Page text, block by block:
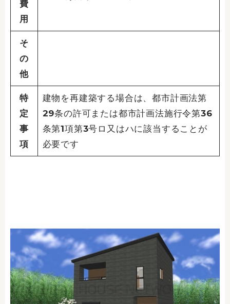
費
用
そ
の
他
特
定
事
項
建物を再建築する場合は、都市計画法第
29条の許可または都市計画法施行令第36
条第1項第3号ロ又はハに該当することが
必要です